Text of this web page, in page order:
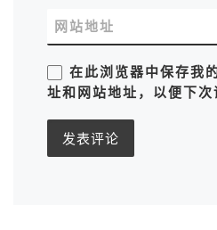
网站地址
在此浏览器中保存我
址和网站地址，以便下次